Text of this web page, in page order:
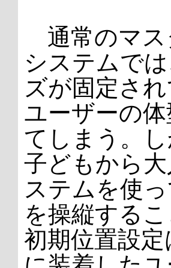
通常のマス
システムで
ズが固定さ
ユーザーの
てしまう。
子どもから
ステムを使
を操縦する
初期位置設